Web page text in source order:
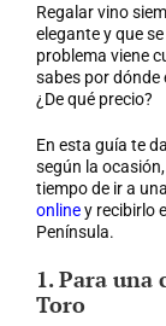
Regalar vino
elegante y que
problema viene
sabes por dónde
¿De qué precio?
En esta guía te
según la
tiempo de ir a
onliney recibirlo
Península.
1. Para
Toro